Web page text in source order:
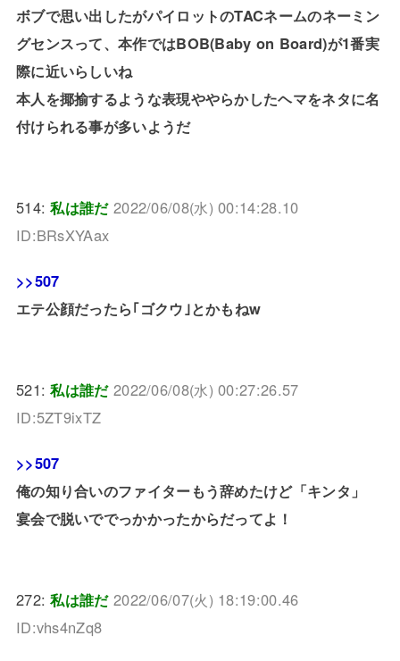
ボブで思い出したがパイロットのTACネームのネーミン
グセンスって、本作ではBOB(Baby on Board)が1番実
際に近いらしいね
本人を揶揄するような表現ややらかしたヘマをネタに名
付けられる事が多いようだ
514:私は誰だ 2022/06/08(水) 00:14:28.10
ID:BRsXYAax
>>507
エテ公顔だったら｢ゴクウ｣とかもねw
521:私は誰だ 2022/06/08(水) 00:27:26.57
ID:5ZT9ixTZ
>>507
俺の知り合いのファイターもう辞めたけど「キンタ」
宴会で脱いででっかかったからだってよ！
272:私は誰だ 2022/06/07(火) 18:19:00.46
ID:vhs4nZq8